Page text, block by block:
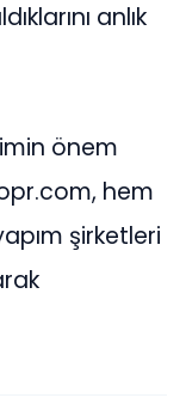
anlık
önem
hem
şirketleri